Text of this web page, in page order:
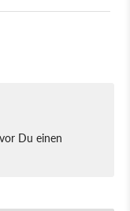
Du einen